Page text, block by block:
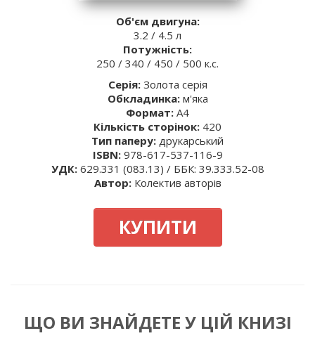
Об'єм двигуна:
3.2 / 4.5 л
Потужність:
250 / 340 / 450 / 500 к.с.
Серія:Золота серія
Обкладинка:м'яка
Формат: А4
Кількість сторінок: 420
Тип паперу: друкарський
ISBN:978-617-537-116-9
УДК:629.331 (083.13) / ББК: 39.333.52-08
Автор:Колектив авторів
КУПИТИ
ЩО ВИ ЗНАЙДЕТЕ У ЦІЙ КНИЗІ